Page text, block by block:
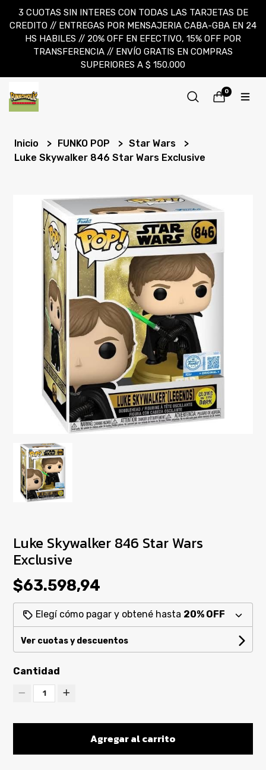
3 CUOTAS SIN INTERES CON TODAS LAS TARJETAS DE
CREDITO // ENTREGAS POR MENSAJERIA CABA-GBA EN 24
HS HABILES // 20% OFF EN EFECTIVO, 15% OFF POR
TRANSFERENCIA // ENVÍO GRATIS EN COMPRAS
SUPERIORES A $ 150.000
0
Inicio FUNKO POP
Star Wars
Luke Skywalker 846 Star Wars Exclusive
Luke Skywalker 846 Star Wars
Exclusive
$63.598,94
Elegí cómo pagar y obtené hasta 20% OFF
Ver cuotas y descuentos
Cantidad
1
Agregar al carrito